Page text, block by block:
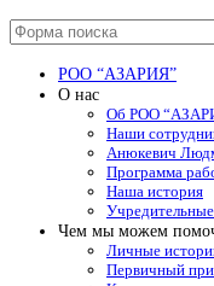
РОО “АЗАРИЯ”
О нас
Об РОО
Наши
Анюкевич
Программа
Наша история
Чем мы можем
Личные
Первичный